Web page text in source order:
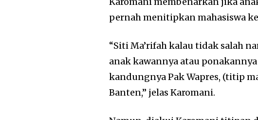
pernah menitipkan mahasiswa
“Siti Ma’rifah kalau tidak salah
anak kawannya atau
kandungnya Pak Wapres, (titip
Banten,” jelas Karomani.